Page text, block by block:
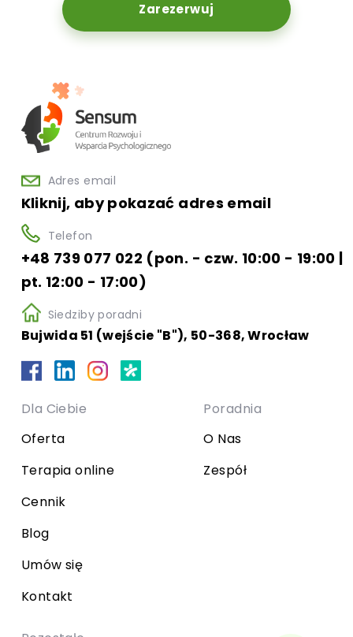
Zarezerwuj
Adres email
Kliknij, aby pokazać adres email
Telefon
+48 739 077 022 (pon. - czw. 10:00 - 19:00 |
pt. 12:00 - 17:00)
Siedziby poradni
Bujwida 51 (wejście "B"), 50-368, Wrocław
Dla Ciebie
Oferta
Terapia online
Cennik
Blog
Umów się
Kontakt
Poradnia
O Nas
Zespół